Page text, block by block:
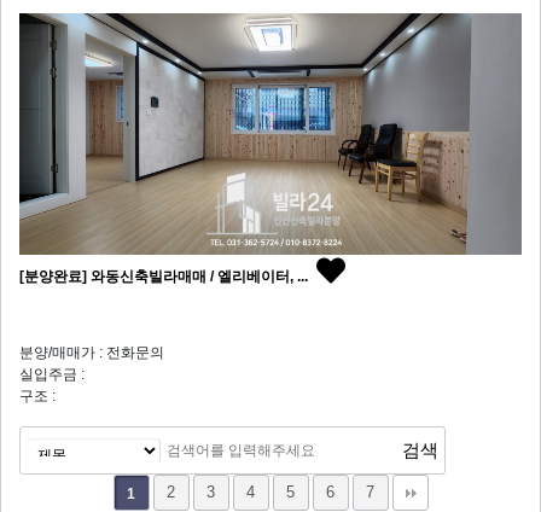
[분양완료] 와동신축빌라매매 / 엘리베이터, ...
분양/매매가 : 전화문의
실입주금 :
구조 :
1 2 3 4 5 6 7